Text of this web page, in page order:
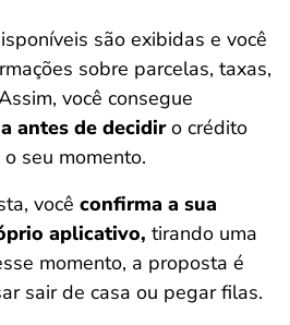
são exibidas e você
sobre parcelas, taxas,
você consegue
antes de decidiro crédito
seu momento.
você confirma a sua
aplicativo, tirando uma
momento, a proposta é
sair de casa ou pegar filas.